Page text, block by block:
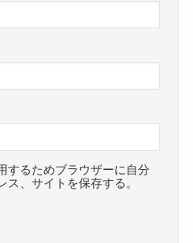
するためブラウザーに自分
ス、サイトを保存する。